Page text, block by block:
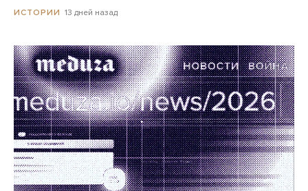
ИСТОРИИ 13 дней назад